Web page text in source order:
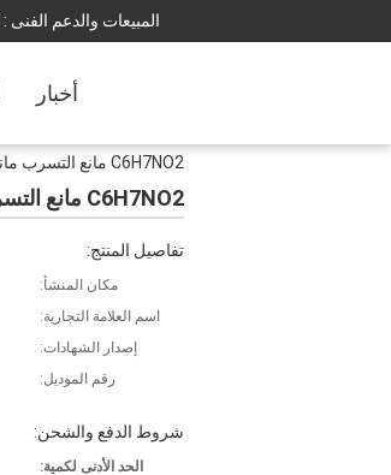
المبيعات والدعم الفنى :
أخبار
C6H7NO2 مانع التسرب مانع تسرب الأسيتوكسي مقاوم للماء
C6H7NO2 مانع التسرب مانع تسرب الأسيتوكسي مقاوم للماء
تفاصيل المنتج:
مكان المنشأ:
اسم العلامة التجارية:
إصدار الشهادات:
رقم الموديل:
شروط الدفع والشحن:
الحد الأدنى لكمية: